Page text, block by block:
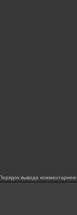
вывода комментариев: